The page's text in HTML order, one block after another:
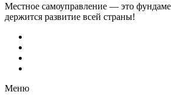
Местное самоуправление — это
держится развитие всей страны!
Меню